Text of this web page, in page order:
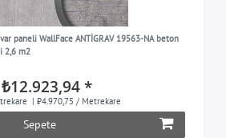
paneli WallFace ANTİGRAV 19563-NA beton
2,6 m2
₺12.923,94 *
| ₺4.970,75 / Metrekare
Sepete